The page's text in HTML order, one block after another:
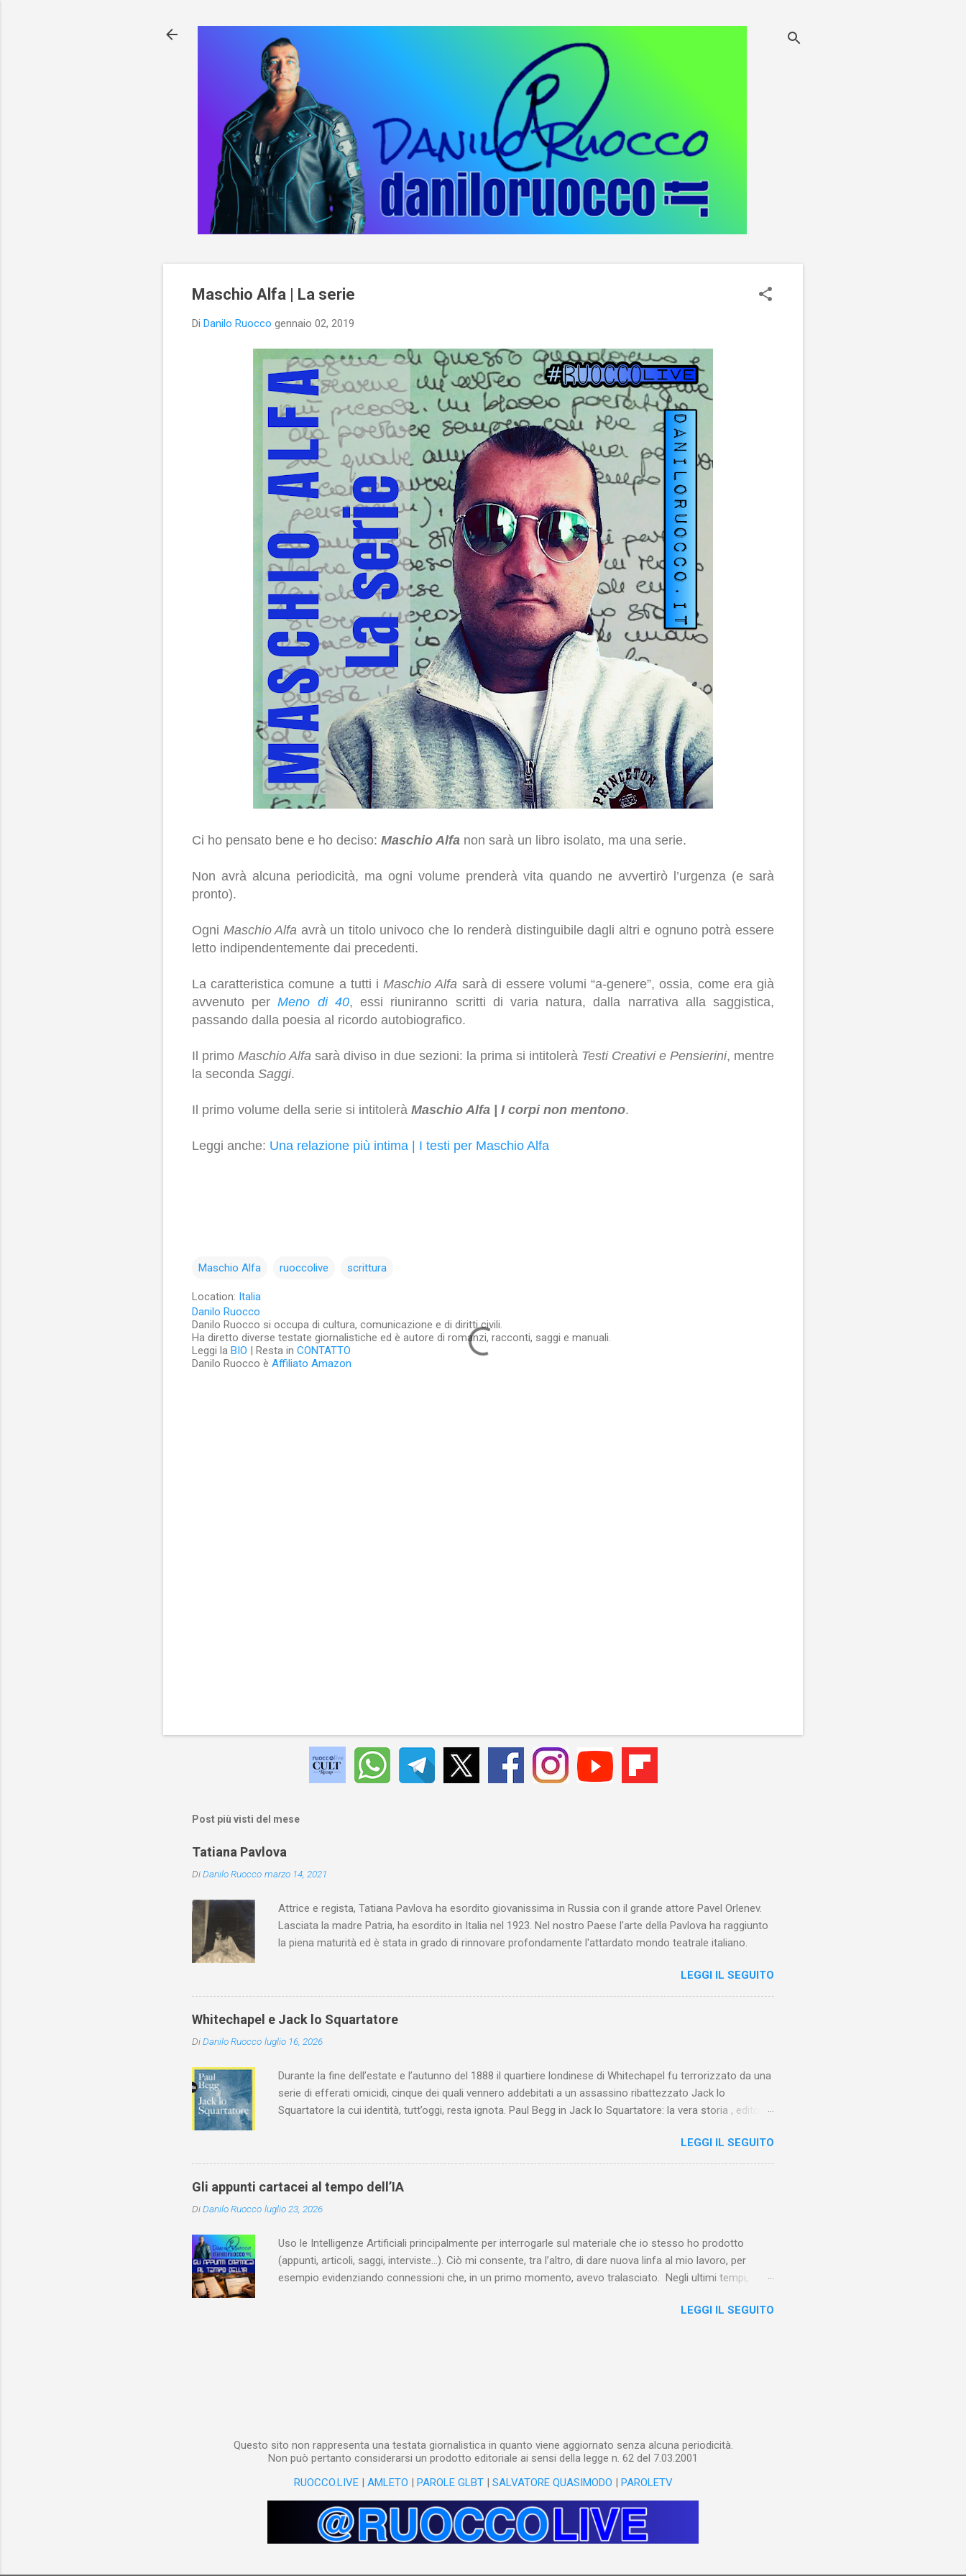
Maschio Alfa | La serie
Di Danilo Ruocco gennaio 02, 2019
Ci ho pensato bene e ho deciso: Maschio Alfa non sarà un libro isolato, ma una serie.
Non avrà alcuna periodicità, ma ogni volume prenderà vita quando ne avvertirò l’urgenza (e sarà
pronto).
Ogni Maschio Alfa avrà un titolo univoco che lo renderà distinguibile dagli altri e ognuno potrà essere
letto indipendentemente dai precedenti.
La caratteristica comune a tutti i Maschio Alfa sarà di essere volumi “a-genere”, ossia, come era già
avvenuto perMeno di 40, essi riuniranno scritti di varia natura, dalla narrativa alla saggistica,
passando dalla poesia al ricordo autobiografico.
Il primo Maschio Alfa sarà diviso in due sezioni: la prima si intitolerà Testi Creativi e Pensierini, mentre
la seconda Saggi.
Il primo volume della serie si intitolerà Maschio Alfa | I corpi non mentono.
Leggi anche: Una relazione più intima | I testi per Maschio Alfa
Maschio Alfa ruoccolive scrittura
Location: Italia
Danilo Ruocco
Danilo Ruocco si occupa di cultura, comunicazione e di diritti civili.
Ha diretto diverse testate giornalistiche ed è autore di romanzi, racconti, saggi e manuali.
Leggi la BIO | Resta in CONTATTO
Danilo Ruocco è Affiliato Amazon
Post più visti del mese
Tatiana Pavlova
DiDanilo Ruocco marzo 14, 2021
Attrice e regista, Tatiana Pavlova ha esordito giovanissima in Russia con il grande attore Pavel Orlenev.
Lasciata la madre Patria, ha esordito in Italia nel 1923. Nel nostro Paese l'arte della Pavlova ha raggiunto
la piena maturità ed è stata in grado di rinnovare profondamente l'attardato mondo teatrale italiano.
LEGGI IL SEGUITO
Whitechapel e Jack lo Squartatore
DiDanilo Ruocco luglio 16, 2026
Durante la fine dell’estate e l’autunno del 1888 il quartiere londinese di Whitechapel fu terrorizzato da una
serie di efferati omicidi, cinque dei quali vennero addebitati a un assassino ribattezzato Jack lo
Squartatore la cui identità, tutt’oggi, resta ignota. Paul Begg in Jack lo Squartatore: la vera storia , edito da
dedica anche (e, in alcuni capitoli, soprattutto) a ricostruire la storia di Whitechapel e del East End e a
ricapitolare le lotte intestine al Ministero dell’Interno. Ne esce un quadro davvero sconsolante:
l’architettura sociale dell'Inghilterra vittoriana era inverosimilmente classista, e al suo vertice c’era una
classe dominante che non aveva alcun interesse nei confronti delle classi subalterne. Non era
interessata a sapere quali fossero le reali condizioni di vita delle persone che abitavano nell’East End e
LEGGI IL SEGUITO
Gli appunti cartacei al tempo dell’IA
DiDanilo Ruocco luglio 23, 2026
Uso le Intelligenze Artificiali principalmente per interrogarle sul materiale che io stesso ho prodotto
(appunti, articoli, saggi, interviste…). Ciò mi consente, tra l’altro, di dare nuova linfa al mio lavoro, per
esempio evidenziando connessioni che, in un primo momento, avevo tralasciato. Negli ultimi tempi,
Notebook (già NotebookLM) e lo riempio con il materiale che ho già realizzato nel corso del tempo e che
LEGGI IL SEGUITO
Questo sito non rappresenta una testata giornalistica in quanto viene aggiornato senza alcuna periodicità.
Non può pertanto considerarsi un prodotto editoriale ai sensi della legge n. 62 del 7.03.2001
RUOCCO.LIVE| AMLETO | PAROLE GLBT| SALVATORE QUASIMODO | PAROLETV